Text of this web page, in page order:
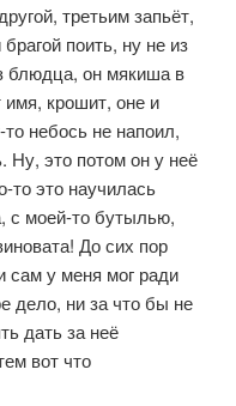
третьим запьёт,
поить, ну не из
блюдца, он мякиша в
имя, кро­шит, оне и
небось не напоил,
Ну, это потом он у неё
то это научилась
с моей-то буты­лью,
До сих пор
сам у меня мог ради
дело, ни за что бы не
дать за неё
вот что